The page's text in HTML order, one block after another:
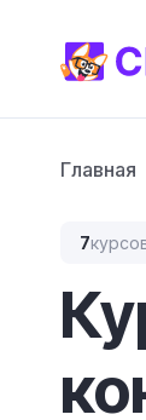
Главная
7